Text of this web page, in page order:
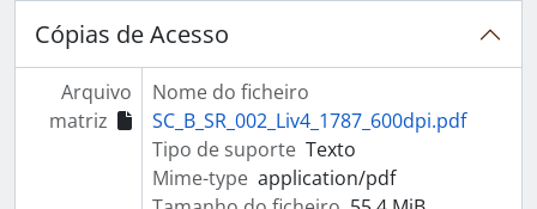
Cópias de Acesso
Arquivo
matriz
Nome do ficheiro
SC_B_SR_002_Liv4_1787_600dpi.pdf
Tipo de suporte Texto
Mime-type application/pdf